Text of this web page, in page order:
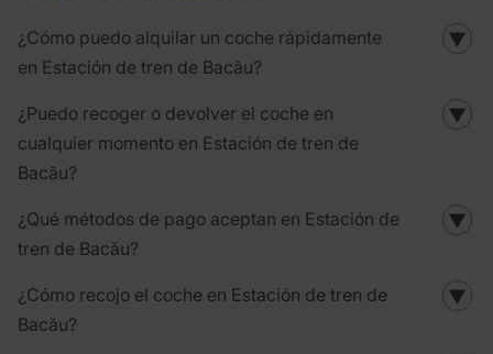
¿Cómo puedo alquilar un coche rápidamente
en Estación de tren de Bacău?
▼
¿Puedo recoger o devolver el coche en
cualquier momento en Estación de tren de
Bacău?
▼
¿Qué métodos de pago aceptan en Estación de
tren de Bacău?
▼
¿Cómo recojo el coche en Estación de tren de
Bacău?
▼